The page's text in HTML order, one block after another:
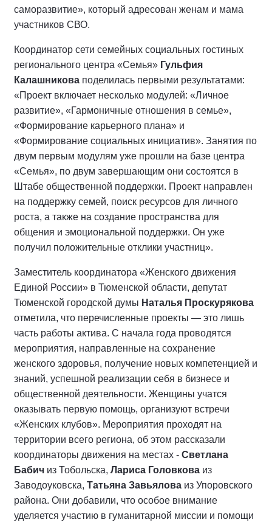
саморазвитие», который адресован женам и мама
участников СВО.
Координатор сети семейных социальных гостиных
регионального центра «Семья» Гульфия
Калашникова поделилась первыми результатами:
«Проект включает несколько модулей: «Личное
развитие», «Гармоничные отношения в семье»,
«Формирование карьерного плана» и
«Формирование социальных инициатив». Занятия по
двум первым модулям уже прошли на базе центра
«Семья», по двум завершающим они состоятся в
Штабе общественной поддержки. Проект направлен
на поддержку семей, поиск ресурсов для личного
роста, а также на создание пространства для
общения и эмоциональной поддержки. Он уже
получил положительные отклики участниц».
Заместитель координатора «Женского движения
Единой России» в Тюменской области, депутат
Тюменской городской думы Наталья Проскурякова
отметила, что перечисленные проекты — это лишь
часть работы актива. С начала года проводятся
мероприятия, направленные на сохранение
женского здоровья, получение новых компетенцией и
знаний, успешной реализации себя в бизнесе и
общественной деятельности. Женщины учатся
оказывать первую помощь, организуют встречи
«Женских клубов». Мероприятия проходят на
территории всего региона, об этом рассказали
координаторы движения на местах - Светлана
Бабич из Тобольска, Лариса Головкова из
Заводоуковска, Татьяна Завьялова из Упоровского
района. Они добавили, что особое внимание
уделяется участию в гуманитарной миссии и помощи